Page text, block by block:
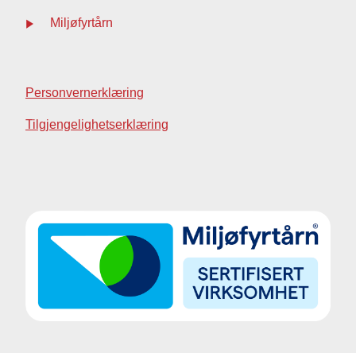
Miljøfyrtårn
Personvernerklæring
Tilgjengelighetserklæring